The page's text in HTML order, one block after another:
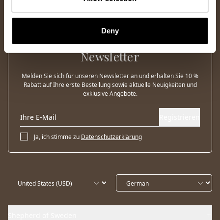
Deny
Newsletter
Melden Sie sich für unseren Newsletter an und erhalten Sie 10 %
Rabatt auf Ihre erste Bestellung sowie aktuelle Neuigkeiten und
exklusive Angebote.
Ja, ich stimme zu Datenschutzerklärung